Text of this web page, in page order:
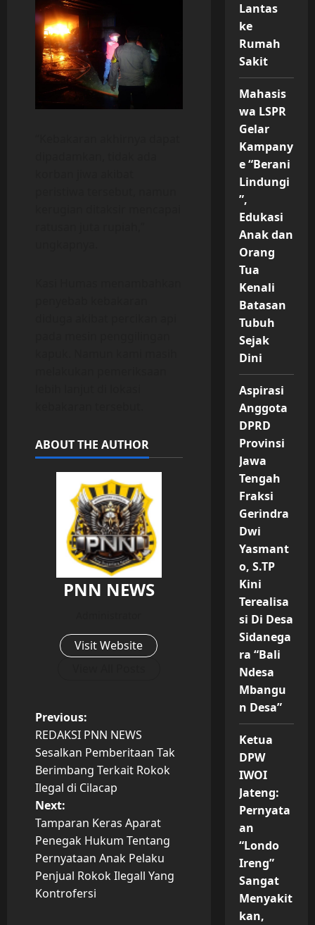
ABOUT THE AUTHOR
PNN NEWS
Visit Website
P
o
s
t
n
a
v
Previous:
REDAKSI PNN NEWS
Sesalkan Pemberitaan Tak
Berimbang Terkait Rokok
Ilegal di Cilacap
Next:
Tamparan Keras Aparat
Penegak Hukum Tentang
Pernyataan Anak Pelaku
Penjual Rokok Ilegall Yang
Kontrofersi
Lantas
ke
Rumah
Sakit
Mahasis
wa LSPR
Gelar
Kampany
e “Berani
Lindungi
”,
Edukasi
Anak dan
Orang
Tua
Kenali
Batasan
Tubuh
Sejak
Dini
Aspirasi
Anggota
DPRD
Provinsi
Jawa
Tengah
Fraksi
Gerindra
Dwi
Yasmant
o, S.TP
Kini
Terealisa
si Di Desa
Sidanega
ra “Bali
Ndesa
Mbangu
n Desa”
Ketua
DPW
IWOI
Jateng:
Pernyata
an
“Londo
Ireng”
Sangat
Menyakit
kan,